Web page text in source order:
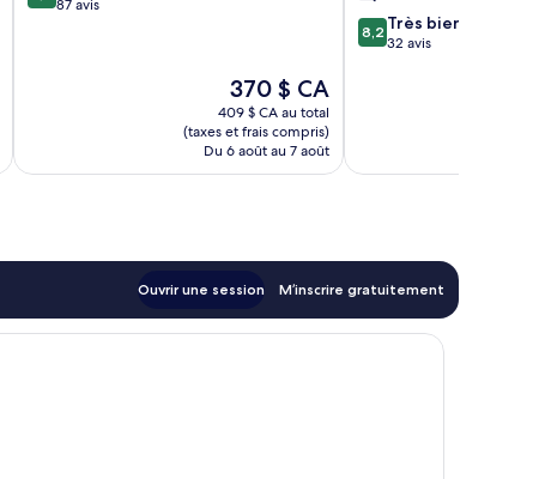
sur 87 avis
Le
prix
est
de
370 $ CA
370 $ CA
409 $ CA au total
(taxes et frais compris)
Du 6 août au 7 août
8.2
sur
8,2 Très bien
32 avis
Ouvrir une session M’inscrire gratuitement